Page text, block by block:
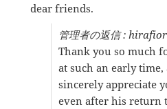
dear friends.
管理者の返信 :
Thank you so much
at such an early time,
sincerely appreciate
even after his return